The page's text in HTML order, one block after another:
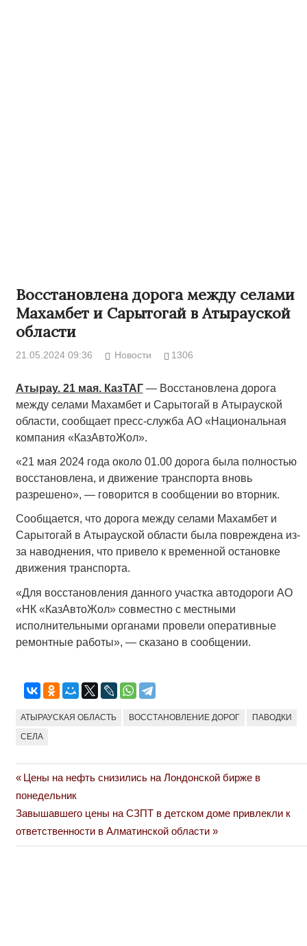
Восстановлена дорога между селами
Махамбет и Сарытогай в Атырауской
области
21.05.2024 09:36 Новости 1306
Атырау. 21 мая. КазТАГ— Восстановлена дорога
между селами Махамбет и Сарытогай в Атырауской
области, сообщает пресс-служба АО «Национальная
компания «КазАвтоЖол».
«21 мая 2024 года около 01.00 дорога была полностью
восстановлена, и движение транспорта вновь
разрешено», — говорится в сообщении во вторник.
Сообщается, что дорога между селами Махамбет и
Сарытогай в Атырауской области была повреждена из-
за наводнения, что привело к временной остановке
движения транспорта.
«Для восстановления данного участка автодороги АО
«НК «КазАвтоЖол» совместно с местными
исполнительными органами провели оперативные
ремонтные работы», — сказано в сообщении.
АТЫРАУСКАЯ ОБЛАСТЬ ВОССТАНОВЛЕНИЕ ДОРОГ ПАВОДКИ
СЕЛА
Навигация
по
записям
Previous
Post:
Цены на нефть снизились на Лондонской бирже в
понедельник
Next
Post:
Завышавшего цены на СЗПТ в детском доме привлекли к
ответственности в Алматинской области